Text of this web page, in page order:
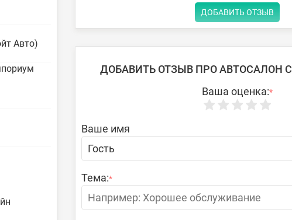
Авто)
ДОБАВИТЬ ОТЗЫВ
ДОБАВИТЬ ОТЗЫВ ПРО АВТОСАЛОН
Ваша оценка:*
Ваше имя
Тема:*